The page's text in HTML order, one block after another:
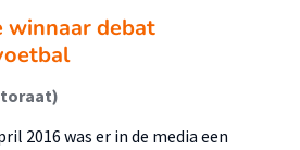
winnaar debat
2016 was er in de media een